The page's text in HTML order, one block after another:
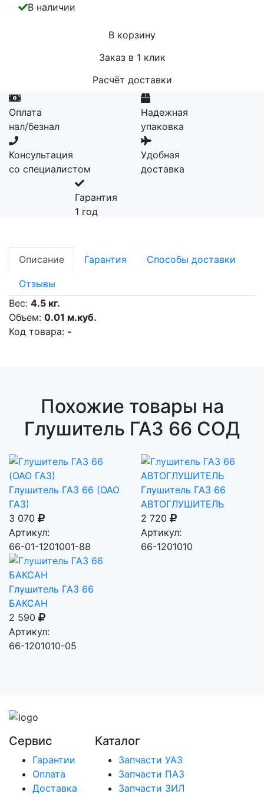
В наличии
В корзину
Заказ в 1 клик
Расчёт доставки
Оплата
нал/безнал
Надежная
упаковка
Консультация
со специалистом
Удобная
доставка
Гарантия
1 год
Описание Гарантия Способы доставки
Отзывы
Вес: 4.5 кг.
Объем: 0.01 м.куб.
Код товара: -
Похожие товары на
Глушитель ГАЗ 66 СОД
Глушитель ГАЗ 66 (ОАО
ГАЗ)
3 070
Артикул:
66-01-1201001-88
Глушитель ГАЗ 66
АВТОГЛУШИТЕЛЬ
2 720
Артикул:
66-1201010
Глушитель ГАЗ 66
БАКСАН
2 590
Артикул:
66-1201010-05
Сервис
Гарантии
Оплата
Доставка
Каталог
Запчасти УАЗ
Запчасти ПАЗ
Запчасти ЗИЛ